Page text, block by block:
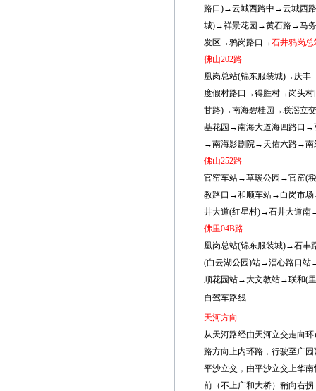
路口)→云城西路中→云城西
城)→祥景花园→黄石路→马
发区→鸦岗路口→石井鸦岗总
佛山202路
凰岗总站(锦东服装城)→庆
度假村路口→得胜村→岗头
甘路)→南海碧桂园→联滘立
基花园→南海大道海四路口
→南海影剧院→天佑六路→南
佛山252路
官窑车站→草暖公园→官窑(
教路口→和顺车站→白岗市
井大道(红星村)→石井大道
佛里04B路
凰岗总站(锦东服装城)→石
(白云湖公园)站→滘心路口
顺花园站→大文教站→联和(
自驾车路线
天河方向
从天河路经由天河立交走向
路方向上内环路，行驶至广
平沙立交，由平沙立交上华
前（不上广和大桥）稍向右